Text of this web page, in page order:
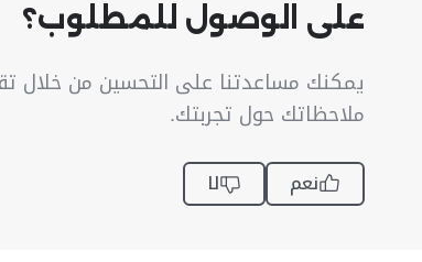
على الوصول للمطلوب؟
يمكنك مساعدتنا على التحسين من خلال
ملاحظاتك حول تجربتك.
نعم لا